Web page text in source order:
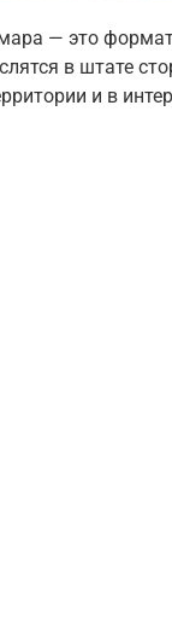
— это
в штате
и в